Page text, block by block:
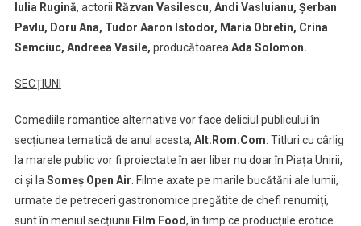
Iulia Rugină, actorii Răzvan Vasilescu, Andi Vasluianu, Șerban
Pavlu, Doru Ana, Tudor Aaron Istodor, Maria Obretin, Crina
Semciuc, Andreea Vasile, producătoarea Ada Solomon.
SECȚIUNI
Comediile romantice alternative vor face deliciul publicului în
secțiunea tematică de anul acesta, Alt.Rom.Com . Titluri cu cârlig
la marele public vor fi proiectate în aer liber nu doar în Piața Unirii,
ci și la Someș Open Air . Filme axate pe marile bucătării ale lumii,
urmate de petreceri gastronomice pregătite de chefi renumiți,
sunt în meniul secțiunii Film Food, în timp ce producțiile erotice